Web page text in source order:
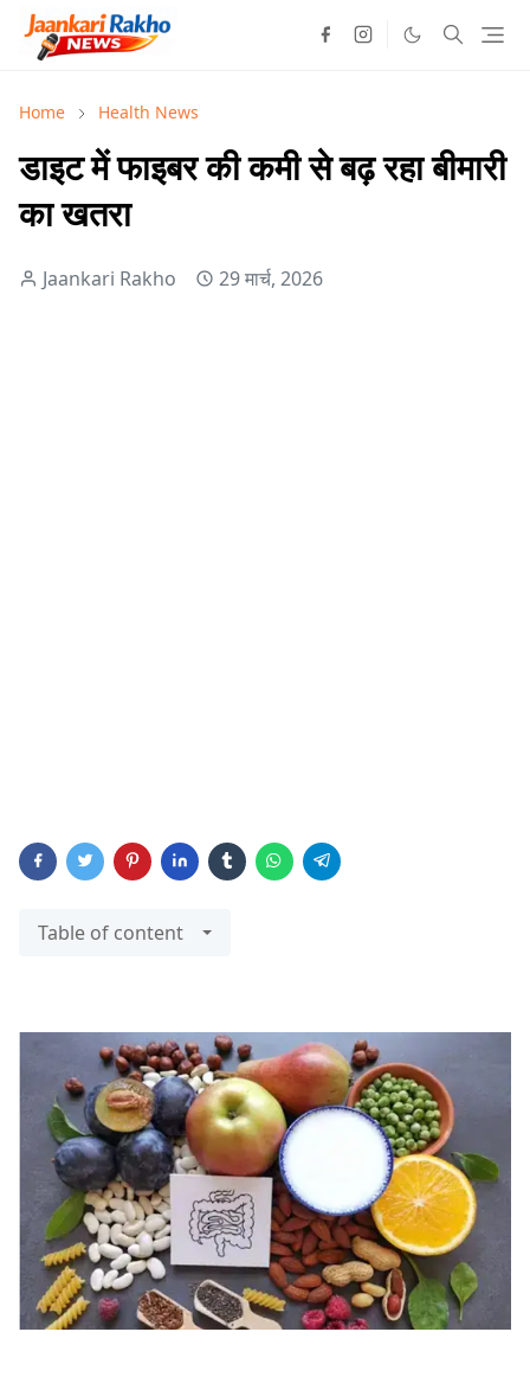
Home Health News
डाइट में फाइबर की कमी से बढ़ रहा बीमारी
का खतरा
Jaankari Rakho 29 मार्च, 2026
Table of content